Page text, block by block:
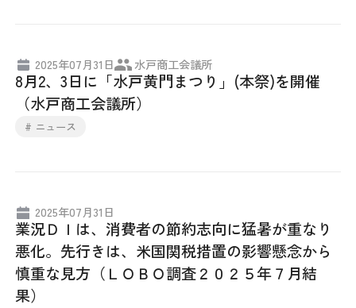
2025年07月31日 水戸商工会議所
8月2、3日に「水戸黄門まつり」(本祭)を開催
（水戸商工会議所）
# ニュース
2025年07月31日
業況ＤＩは、消費者の節約志向に猛暑が重なり
悪化。先行きは、米国関税措置の影響懸念から
慎重な見方（ＬＯＢＯ調査２０２５年７月結
果）